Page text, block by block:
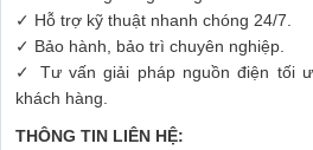
✓ Hỗ trợ kỹ thuật nhanh chóng 24/7.
✓ Bảo hành, bảo trì chuyên nghiệp.
✓ Tư vấn giải pháp nguồn điện tối
khách hàng.
THÔNG TIN LIÊN HỆ: